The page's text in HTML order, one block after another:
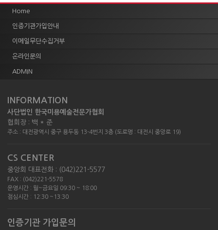
Home
인증기관가입안내
이메일무단수집거부
온라인문의
ADMIN
INFORMATION
사단법인 한국미용예술전문가협회
협회장 : 백 * 준
주소 : 대전광역시 중구 용두동 13-4번지 3층 (도로명 : 대전시 중앙로 19)
CS CENTER
중앙회 대표전화 : (042)221-5577
FAX : (042)221-5578
운영시간 : 월~금요일 09:30 ~ 18:00
점심시간 : 12:30 ~13:30
인증기관 가입문의